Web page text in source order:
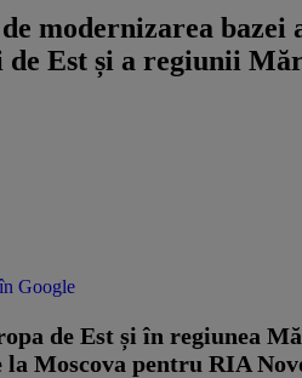
modernizarea
Est și a regiunii
Google
de Est și în regiunea
Moscova pentru RIA